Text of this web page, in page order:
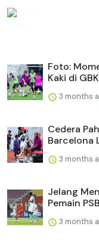
Foto:
Kaki di
3 months
Cedera
Barcelona
3 months
Jelang
Pemain
3 months